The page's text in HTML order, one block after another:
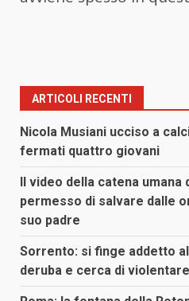
ARTICOLI RECENTI
Nicola Musiani ucciso a
fermati quattro giovani
Il video della catena umana
permesso di salvare dalle
suo padre
Sorrento: si finge addetto
deruba e cerca di